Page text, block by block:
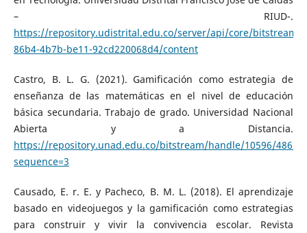
– RIUD-.
https://repository.udistrital.edu.co/server/api/core/bitstreams/
86b4-4b7b-be11-92cd220068d4/content
Castro, B. L. G. (2021). Gamificación como estrategia de
enseñanza de las matemáticas en el nivel de educación
básica secundaria. Trabajo de grado. Universidad Nacional
Abierta y a Distancia.
https://repository.unad.edu.co/bitstream/handle/10596/
sequence=3
Causado, E. r. E. y Pacheco, B. M. L. (2018). El aprendizaje
basado en videojuegos y la gamificación como estrategias
para construir y vivir la convivencia escolar. Revista